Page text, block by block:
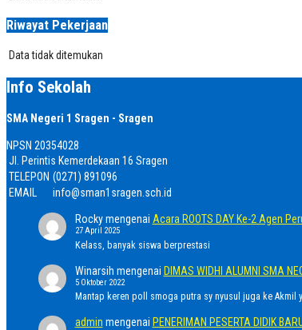
Riwayat Pekerjaan
Data tidak ditemukan
Info Sekolah
SMA Negeri 1 Sragen - Sragen
NPSN 20354028
Jl. Perintis Kemerdekaan 16 Sragen
TELEPON (0271) 891096
EMAIL
info@sman1sragen.sch.id
Rockymengenai Acara ROOTS DAY Ke-2 Agen
27 April 2025
Kelass, banyak siswa berprestasi
Winarsih mengenai DIMAS WIDHI ALUMNI SMA
5 Oktober 2022
Mantap keren poll smoga putra sy nyusul juga ke Akmil
admin mengenai PENERIMAN PESERTA DIDIK